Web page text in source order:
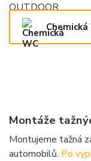
Chemická
Montáže
Montujeme tažná
automobilů. Po